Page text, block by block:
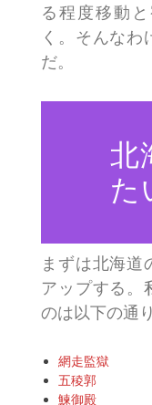
る程度移動
く。そんなわ
だ。
北
た
まずは北海道
アップする。
のは以下の通り
網走監獄
五稜郭
鰊御殿